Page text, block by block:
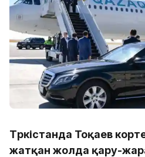
Түркістанда Тоқаев
жатқан жолда қару-